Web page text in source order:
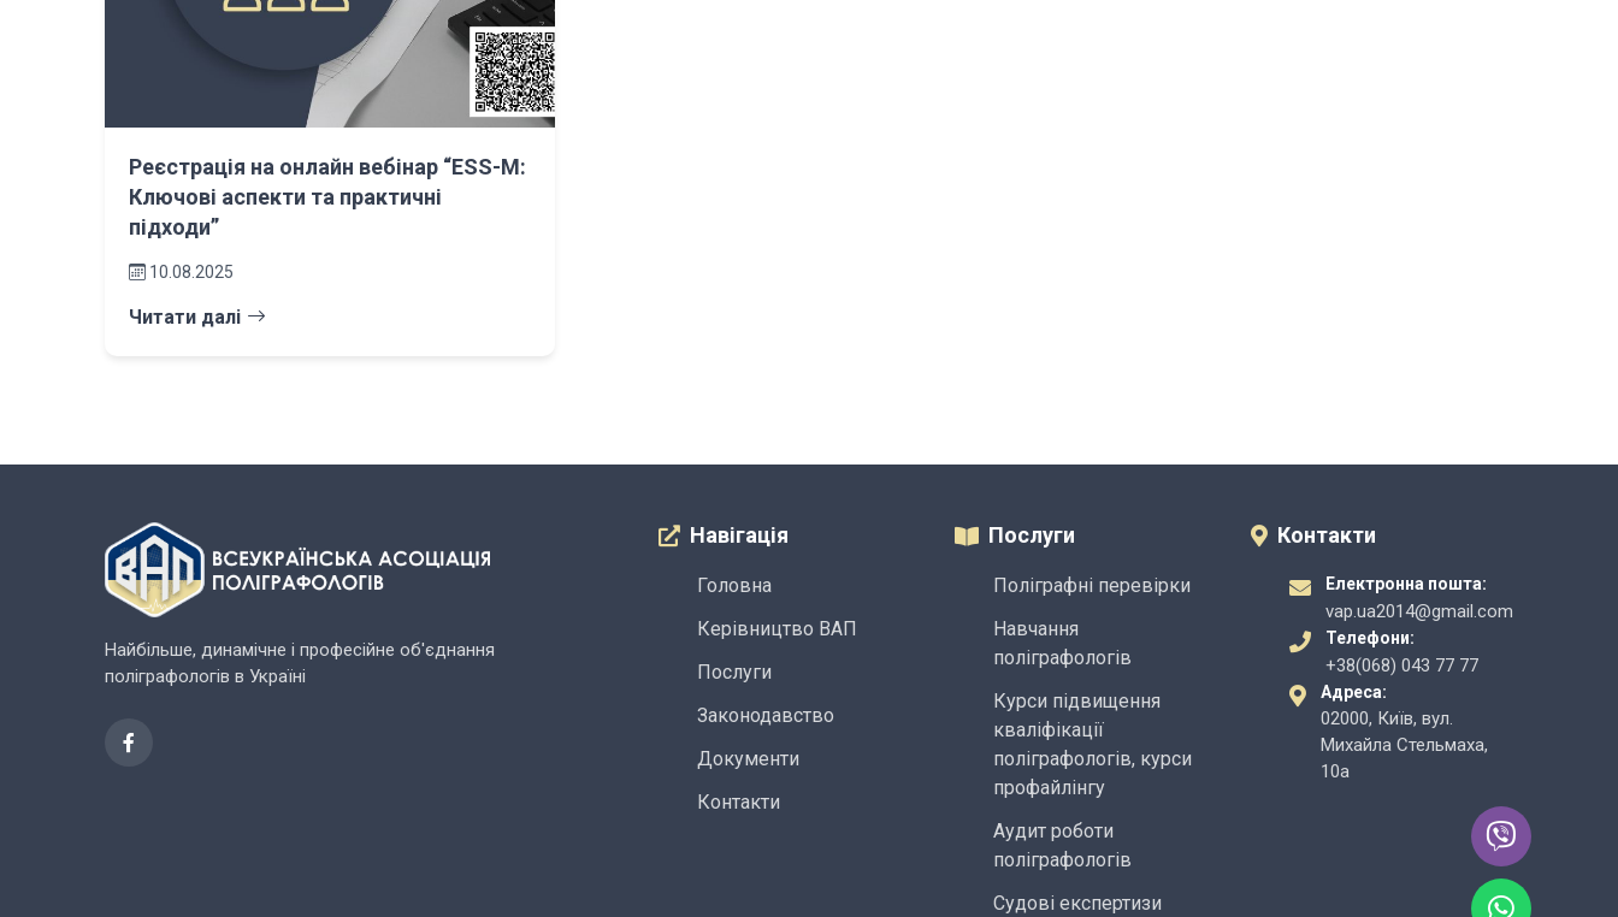
Реєстрація на онлайн вебінар “ESS-M:
Ключові аспекти та практичні
підходи”
10.08.2025
Читати далі
Найбільше, динамічне і професійне об'єднання
поліграфологів в Україні
Навігація
Головна
Керівництво ВАП
Послуги
Законодавство
Документи
Контакти
Послуги
Поліграфні перевірки
Навчання
поліграфологів
Курси підвищення
кваліфікації
поліграфологів, курси
профайлінгу
Аудит роботи
поліграфологів
Судові експертизи
Контакти
Електронна пошта:
vap.ua2014@gmail.com
Телефони:
+38(068) 043 77 77
Адреса:
02000, Київ, вул.
Михайла Стельмаха,
10а